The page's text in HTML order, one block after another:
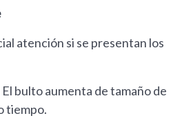
atención si se presentan los
bulto aumenta de tamaño de
tiempo.